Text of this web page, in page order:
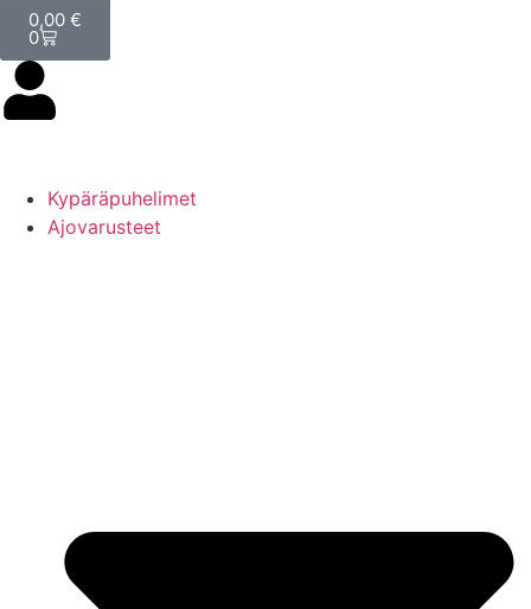
0,00 €
0
Kypäräpuhelimet
Ajovarusteet